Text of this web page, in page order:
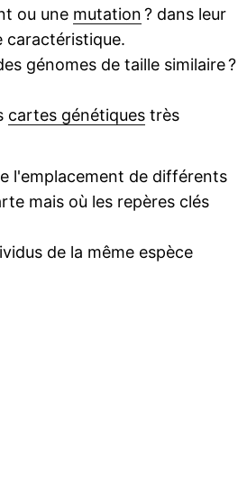
ou une mutation? dans leur
caractéristique.
génomes de taille similaire ?
cartes génétiques très
l'emplacement de différents
mais où les repères clés
de la même espèce